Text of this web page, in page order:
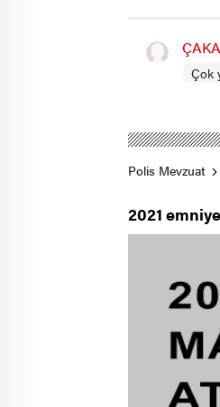
Çok
Polis Mevzuat
2021